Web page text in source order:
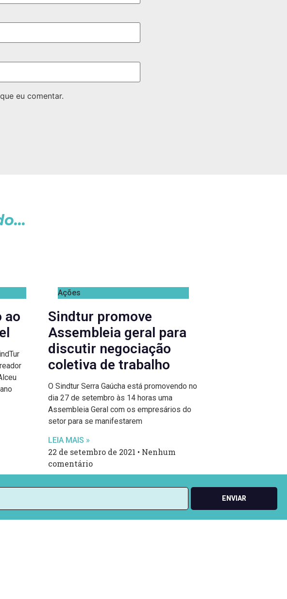
eu comentar.
ao
Ações
Sindtur promove
Assembleia geral para
discutir negociação
coletiva de trabalho
O Sindtur Serra Gaúcha está promovendo no
dia 27 de setembro às 14 horas uma
Assembleia Geral com os empresários do
setor para se manifestarem
LEIA MAIS »
22 de setembro de 2021
Nenhum
comentário
ENVIAR